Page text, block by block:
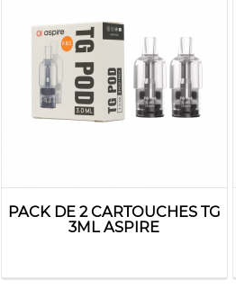
PACK DE 2 CARTOUCHES TG
3ML ASPIRE